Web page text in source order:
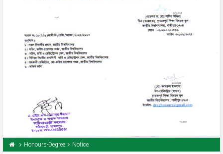
Honours-Degree Notice